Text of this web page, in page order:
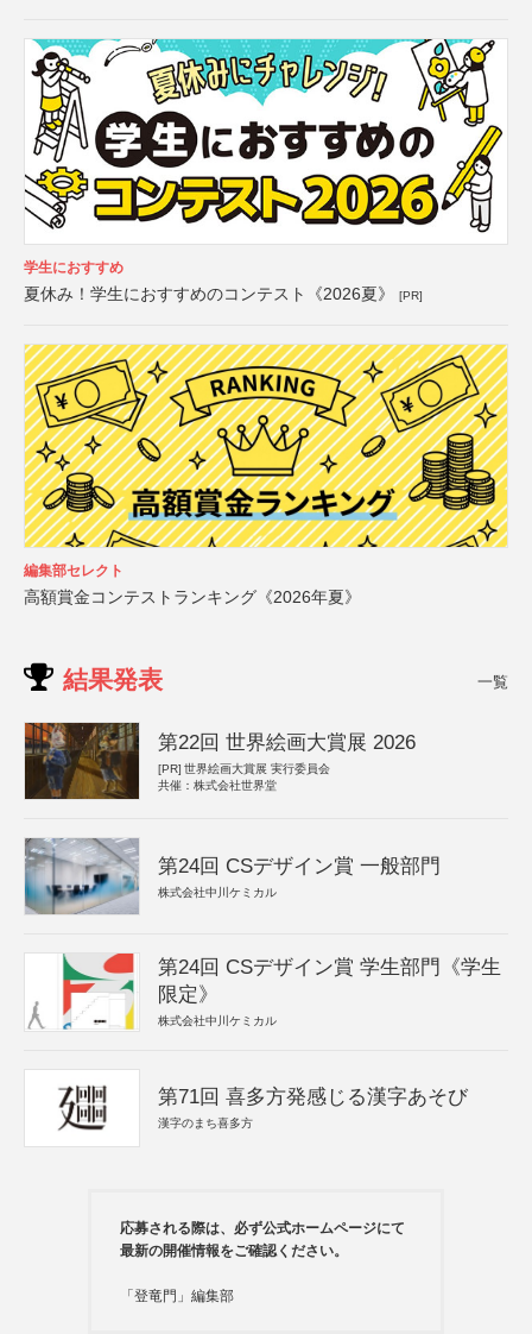
学生におすすめ
夏休み！学生におすすめのコンテスト《2026夏》 [PR]
編集部セレクト
高額賞金コンテストランキング《2026年夏》
結果発表 一覧
第22回 世界絵画大賞展 2026
[PR] 世界絵画大賞展 実行委員会
共催：株式会社世界堂
第24回 CSデザイン賞 一般部門
株式会社中川ケミカル
第24回 CSデザイン賞 学生部門《学生
限定》
株式会社中川ケミカル
第71回 喜多方発感じる漢字あそび
漢字のまち喜多方
応募される際は、必ず公式ホームページにて
最新の開催情報をご確認ください。
「登竜門」編集部